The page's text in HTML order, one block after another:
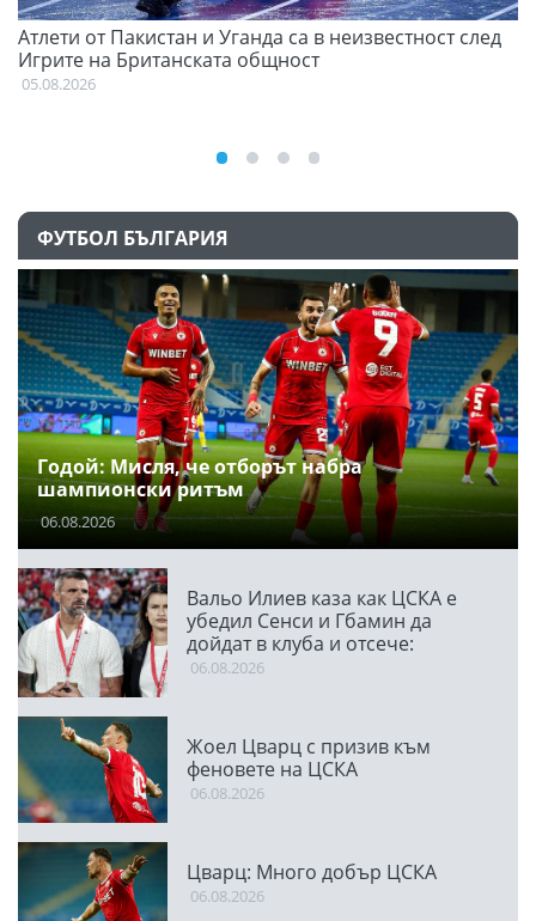
Атлети от Пакистан и Уганда са в неизвестност след
Игрите на Британската общност
05.08.2026
ФУТБОЛ БЪЛГАРИЯ
Годой: Мисля, че отборът набра
шампионски ритъм
06.08.2026
Вальо Илиев каза как ЦСКА е
убедил Сенси и Гбамин да
дойдат в клуба и отсече:
Направихме изключителен
06.08.2026
Жоел Цварц с призив към
феновете на ЦСКА
06.08.2026
Цварц: Много добър ЦСКА
06.08.2026